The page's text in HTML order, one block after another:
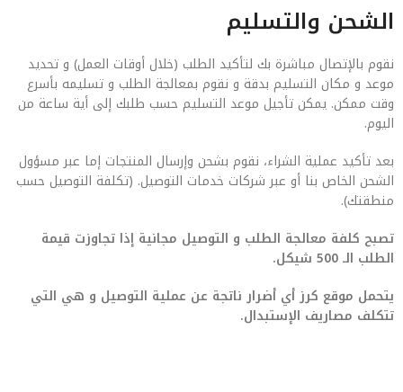
الشحن والتسليم
نقوم بالإتصال مباشرة بك لتأكيد الطلب (خلال أوقات العمل) و تحديد
موعد و مكان التسليم بدقة و نقوم بمعالجة الطلب و تسليمه بأسرع
وقت ممكن. يمكن تأجيل موعد التسليم حسب طلبك إلى أية ساعة من
اليوم.
بعد تأكيد عملية الشراء، نقوم بشحن وإرسال المنتجات إما عبر مسؤول
الشحن الخاص بنا أو عبر شركات خدمات التوصيل. (تكلفة التوصيل حسب
منطقتك).
تصبح كلفة معالجة الطلب و التوصيل مجانية إذا تجاوزت قيمة
الطلب الـ 500 شيكل.
يتحمل موقع كرز أي أضرار ناتجة عن عملية التوصيل و هي التي
تتكلف مصاريف الإستبدال.